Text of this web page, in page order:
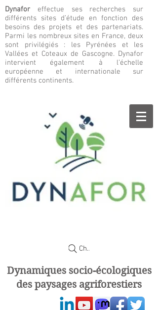
Dynafor effectue ses recherches sur
différents sites d’étude en fonction des
besoins des projets et des partenariats.
Parmi les nombreux sites en France, deux
sont privilégiés : les Pyrénées et les
Vallées et Coteaux de Gascogne. Dynafor
intervient également à l’échelle
européenne et internationale sur
différents continents.
Chercher
Dynamiques socio-écologiques
des paysages agriforestiers